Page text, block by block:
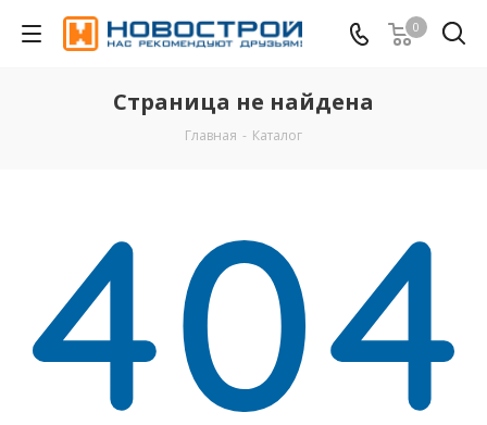
0
Страница не найдена
Главная - Каталог